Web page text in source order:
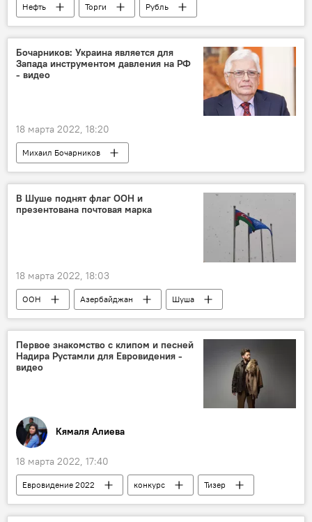
Нефть Торги Рубль
Бочарников: Украина является для
Запада инструментом давления на РФ
- видео
18 марта 2022, 18:20
Михаил Бочарников
Спецоперация России по защите Донбасса
Россия
Украина
интервью
В Шуше поднят флаг ООН и
презентована почтовая марка
18 марта 2022, 18:03
ООН Азербайджан
Шуша
Флаг
марка
сотрудничество
Хикмет Гаджиев
Первое знакомство с клипом и песней
Надира Рустамли для Евровидения -
видео
Кямаля Алиева
18 марта 2022, 17:40
Евровидение 2022 конкурс
Тизер
клип
песня
Культура